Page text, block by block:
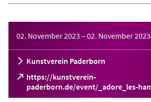
02. November 2023 – 02. November 2023
Kunstverein Paderborn
https://kunstverein-
paderborn.de/event/_adore_les-
(Öffnet
in